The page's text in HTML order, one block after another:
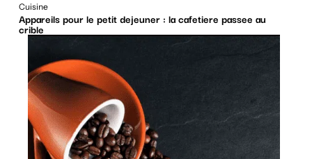
Cuisine
Appareils pour le petit dejeuner : la cafetiere passee au
crible